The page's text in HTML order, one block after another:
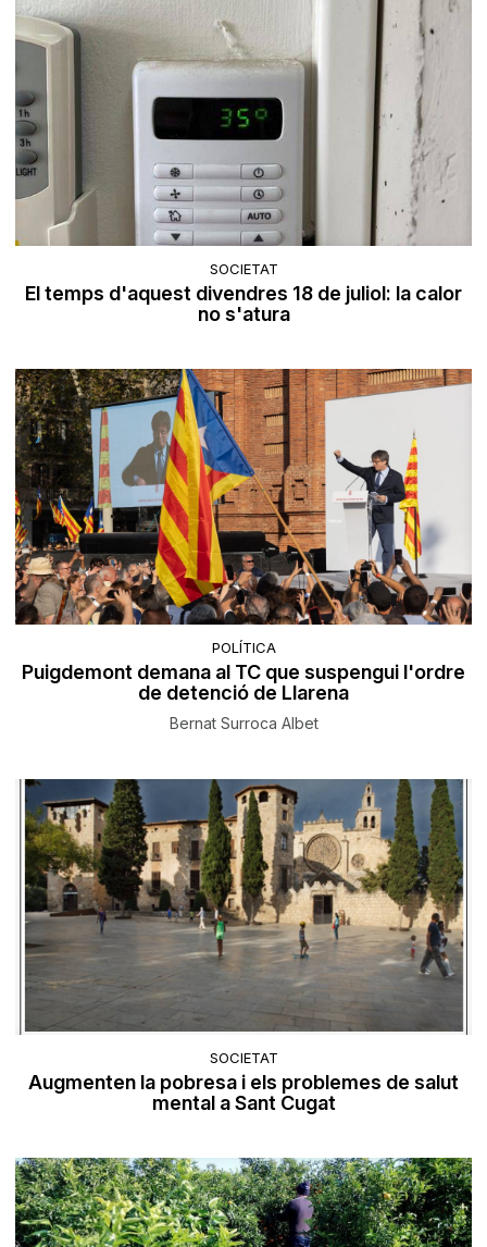
SOCIETAT
El temps d'aquest divendres 18 de juliol: la calor
no s'atura
POLÍTICA
Puigdemont demana al TC que suspengui l'ordre
de detenció de Llarena
Bernat Surroca Albet
SOCIETAT
Augmenten la pobresa i els problemes de salut
mental a Sant Cugat